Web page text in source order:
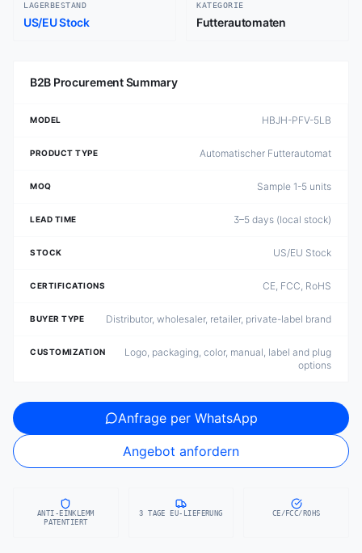
LAGERBESTAND
US/EU Stock
KATEGORIE
Futterautomaten
B2B Procurement Summary
MODEL HBJH-PFV-5LB
PRODUCT TYPE Automatischer Futterautomat
MOQ Sample 1-5 units
LEAD TIME 3–5 days (local stock)
STOCK US/EU Stock
CERTIFICATIONS CE, FCC, RoHS
BUYER TYPE Distributor, wholesaler, retailer, private-label brand
CUSTOMIZATION
Logo, packaging, color, manual, label and plug
options
Anfrage per WhatsApp
Angebot anfordern
ANTI-EINKLEMM
PATENTIERT
3 TAGE EU-LIEFERUNG CE/FCC/ROHS